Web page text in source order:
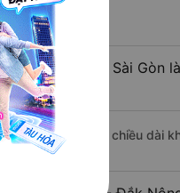
đi Quận 11 - Sài Gòn
- Đắk Nông có chiều dài